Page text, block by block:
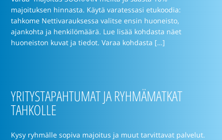
majoituksen hinnasta. Käytä varatessasi etukoodia:
tahkome Nettivarauksessa valitse ensin huoneisto,
ajankohta ja henkilömäärä. Lue lisää kohdasta näet
huoneiston kuvat ja tiedot. Varaa kohdasta […]
YRITYSTAPAHTUMAT JA RYHMÄMATKAT
TAHKOLLE
Kysy ryhmälle sopiva majoitus ja muut tarvittavat palvelut.